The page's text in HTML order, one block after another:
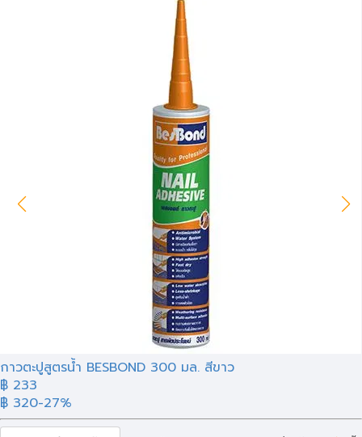
กาวตะปูสูตรน้ำ BESBOND 300 มล. สีขาว
฿ 233
฿ 320-27%